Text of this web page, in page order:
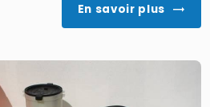
En savoir plus